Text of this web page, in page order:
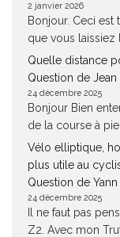
2 janvier 2026
Bonjour. Ceci est
que vous laissiez
Quelle distance
Question de
24 décembre 2025
Bonjour Bien
de la course à
Vélo elliptique,
plus utile au
Question de Yann
24 décembre 2025
Il ne faut pas
Z2. Avec mon